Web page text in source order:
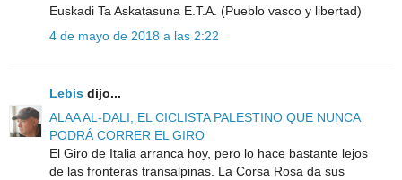
Euskadi Ta Askatasuna E.T.A. (Pueblo vasco y libertad)
4 de mayo de 2018 a las 2:22
Lebis dijo...
ALAA AL-DALI, EL CICLISTA PALESTINO QUE NUNCA
PODRÁ CORRER EL GIRO
El Giro de Italia arranca hoy, pero lo hace bastante lejos
de las fronteras transalpinas. La Corsa Rosa da sus